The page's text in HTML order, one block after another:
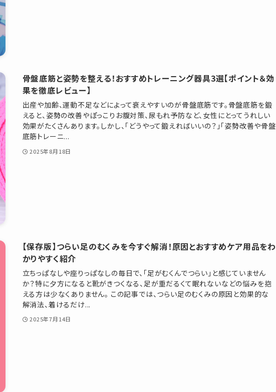
骨盤底筋と姿勢を整える！おすすめトレーニング器具3選【ポイント＆効
果を徹底レビュー】
出産や加齢、運動不足などによって衰えやすいのが骨盤底筋です。骨盤底筋を鍛
えると、姿勢の改善やぽっこりお腹対策、尿もれ予防など、女性にとってうれしい
効果がたくさんあります。しかし、「どうやって鍛えればいいの？」「姿勢改善や骨盤
底筋トレーニ...
2025年8月18日
【保存版】つらい足のむくみを今すぐ解消！原因とおすすめケア用品をわ
かりやすく紹介
立ちっぱなしや座りっぱなしの毎日で、「足がむくんでつらい」と感じていません
か？特に夕方になると靴がきつくなる、足が重だるくて眠れないなどの悩みを抱
える方は少なくありません。 この記事では、つらい足のむくみの原因と効果的な
解消法、着けるだけ...
2025年7月14日